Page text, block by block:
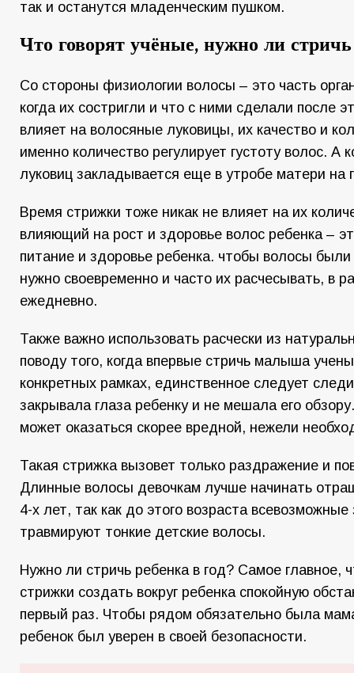
так и останутся младенческим пушком.
Что говорят учёные, нужно ли стричь
Со стороны физиологии волосы – это часть
когда их состригли и что с ними сделали после
влияет на волосяные луковицы, их качество и
именно количество регулирует густоту волос. А
луковиц закладывается еще в утробе матери на
Время стрижки тоже никак не влияет на их
влияющий на рост и здоровье волос ребенка –
питание и здоровье ребенка. чтобы волосы
нужно своевременно и часто их расчесывать, в
ежедневно.
Также важно использовать расчески из
поводу того, когда впервые стричь малыша
конкретных рамках, единственное следует
закрывала глаза ребенку и не мешала его
может оказаться скорее вредной, нежели
Такая стрижка вызовет только раздражение и
Длинные волосы девочкам лучше начинать
4-х лет, так как до этого возраста всевозможные
травмируют тонкие детские волосы.
Нужно ли стричь ребенка в год? Самое главное,
стрижки создать вокруг ребенка спокойную
первый раз. Чтобы рядом обязательно была
ребенок был уверен в своей безопасности.